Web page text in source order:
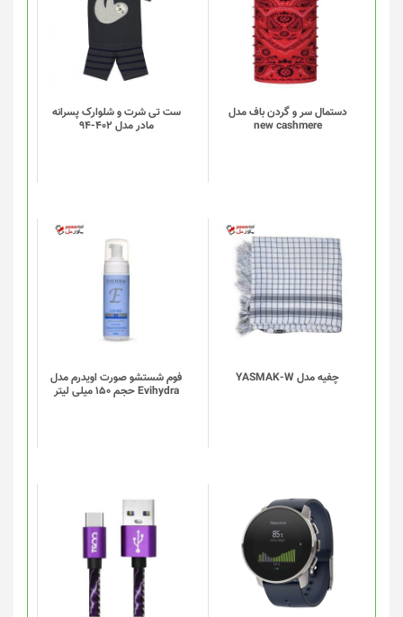
دستمال سر و گردن باف مدل
new cashmere
ست تی شرت و شلوارک پسرانه
مادر مدل 402-94
چفیه مدل YASMAK-W
فوم شستشو صورت اویدرم مدل
Evihydra حجم 150 میلی لیتر
این
محصول
دارای
انواع
مختلفی
می